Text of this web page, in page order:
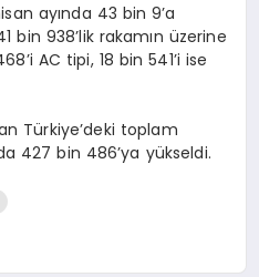
ayında 43 bin 9’a
bin 938’lik rakamın üzerine
AC tipi, 18 bin 541’i ise
Türkiye’deki toplam
427 bin 486’ya yükseldi.